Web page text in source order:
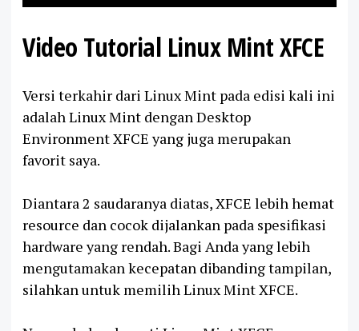
Video Tutorial Linux Mint XFCE
Versi terkahir dari Linux Mint pada edisi kali ini
adalah Linux Mint dengan Desktop
Environment XFCE yang juga merupakan
favorit saya.
Diantara 2 saudaranya diatas, XFCE lebih hemat
resource dan cocok dijalankan pada spesifikasi
hardware yang rendah. Bagi Anda yang lebih
mengutamakan kecepatan dibanding tampilan,
silahkan untuk memilih Linux Mint XFCE.